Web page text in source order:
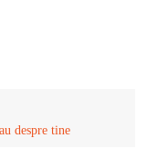
despre tine